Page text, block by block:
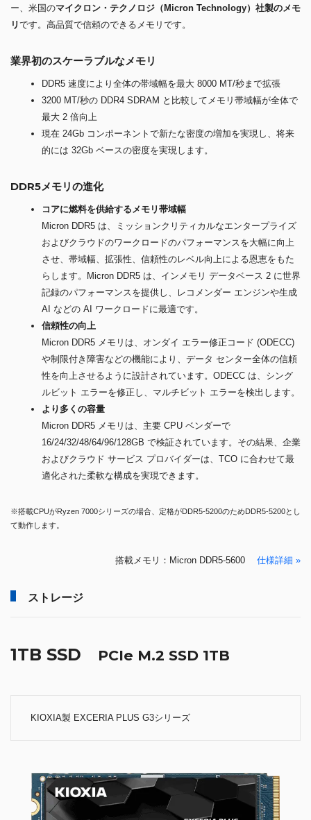
ー、米国のマイクロン・テクノロジ（Micron Technology）社製のメモ
リです。高品質で信頼のできるメモリです。
業界初のスケーラブルなメモリ
DDR5 速度により全体の帯域幅を最大 8000 MT/秒まで拡張
3200 MT/秒の DDR4 SDRAM と比較してメモリ帯域幅が全体で
最大 2 倍向上
現在 24Gb コンポーネントで新たな密度の増加を実現し、将来
的には 32Gb ベースの密度を実現します。
DDR5メモリの進化
コアに燃料を供給するメモリ帯域幅
Micron DDR5 は、ミッションクリティカルなエンタープライズ
およびクラウドのワークロードのパフォーマンスを大幅に向上
させ、帯域幅、拡張性、信頼性のレベル向上による恩恵をもた
らします。Micron DDR5 は、インメモリ データベース 2 に世界
記録のパフォーマンスを提供し、レコメンダー エンジンや生成
AI などの AI ワークロードに最適です。
信頼性の向上
Micron DDR5 メモリは、オンダイ エラー修正コード (ODECC)
や制限付き障害などの機能により、データ センター全体の信頼
性を向上させるように設計されています。ODECC は、シング
ルビット エラーを修正し、マルチビット エラーを検出します。
より多くの容量
Micron DDR5 メモリは、主要 CPU ベンダーで
16/24/32/48/64/96/128GB で検証されています。その結果、企業
およびクラウド サービス プロバイダーは、TCO に合わせて最
適化された柔軟な構成を実現できます。
※搭載CPUがRyzen 7000シリーズの場合、定格がDDR5-5200のためDDR5-5200とし
て動作します。
搭載メモリ：Micron DDR5-5600 仕様詳細 »
ストレージ
1TB SSD PCIe M.2 SSD 1TB
KIOXIA製 EXCERIA PLUS G3シリーズ